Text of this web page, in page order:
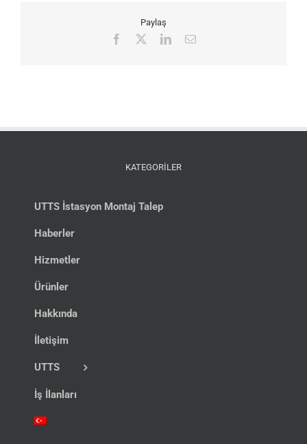
Paylaş
Facebook LinkedIn
E-
KATEGORİLER
UTTS İstasyon Montaj Talep
Haberler
Hizmetler
Ürünler
Hakkında
İletişim
UTTS
İş İlanları